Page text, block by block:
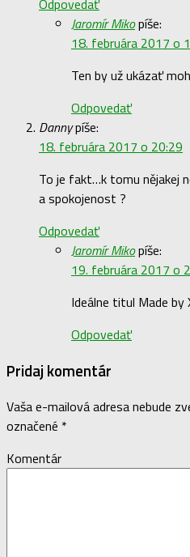
Jaromír Mikopíše:
18. februára 2017 o
Ten by už ukázať
Odpovedať
Dannypíše:
18. februára 2017 o 20:29
To je fakt…k tomu nějakej
a spokojenost ?
Odpovedať
Jaromír Mikopíše:
19. februára 2017 o
Ideálne titul Made by
Odpovedať
Pridaj komentár
Vaša e-mailová adresa nebude
označené *
Komentár